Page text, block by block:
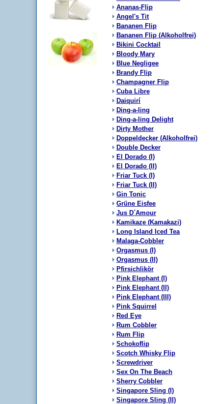
Ananas-Flip
Angel's Tit
Bananen Flip
Bananen Flip (Alkoholfrei)
Bikini Cocktail
Bloody Mary
Blue Negligee
Brandy Flip
Champagner Flip
Cuba Libre
Daiquirí
Ding-a-ling
Ding-a-ling Delight
Dirty Mother
Doppeldecker (Alkoholfrei)
Double Decker
El Dorado (I)
El Dorado (II)
Friar Tuck (I)
Friar Tuck (II)
Gin Tonic
Grüne Eisfee
Jus D´Amour
Kamikaze (Kamakazi)
Long Island Iced Tea
Malaga-Cobbler
Orgasmus (I)
Orgasmus (II)
Pfirsichlikör
Pink Elephant (I)
Pink Elephant (II)
Pink Elephant (III)
Pink Squirrel
Red Eye
Rum Cobbler
Rum Flip
Schokoflip
Scotch Whisky Flip
Screwdriver
Sex On The Beach
Sherry Cobbler
Singapore Sling (I)
Singapore Sling (II)